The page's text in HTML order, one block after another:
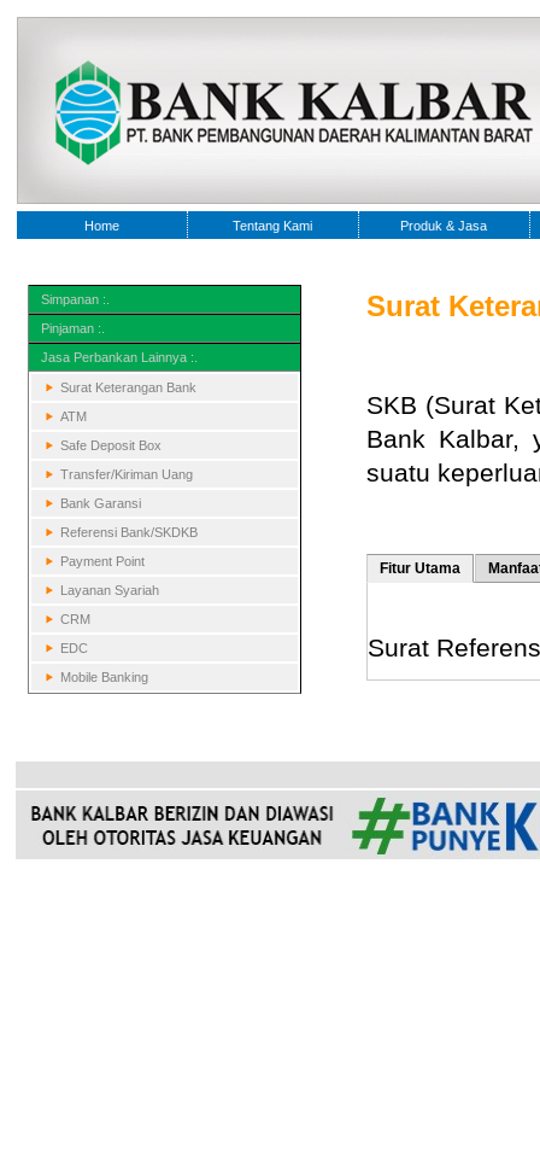
Home Tentang Kami Produk & Jasa
Simpanan :.
Pinjaman :.
Jasa Perbankan Lainnya :.
Surat Keterangan Bank
ATM
Safe Deposit Box
Transfer/Kiriman Uang
Bank Garansi
Referensi Bank/SKDKB
Payment Point
Layanan Syariah
CRM
EDC
Mobile Banking
Surat
SKB (Surat
Bank Kalbar,
suatu
Fitur Utama
Surat